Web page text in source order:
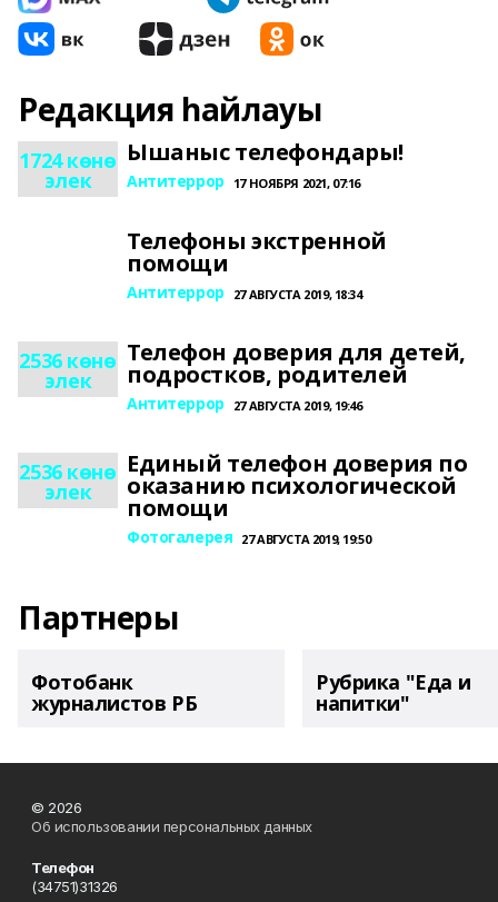
Редакция һайлауы
1724 көнө
элек
Ышаныс телефондары!
Антитеррор 17 НОЯБРЯ 2021, 07:16
Телефоны экстренной
помощи
Антитеррор 27 АВГУСТА 2019, 18:34
2536 көнө
элек
Телефон доверия для детей,
подростков, родителей
Антитеррор 27 АВГУСТА 2019, 19:46
2536 көнө
элек
Единый телефон доверия по
оказанию психологической
помощи
Фотогалерея 27 АВГУСТА 2019, 19:50
Партнеры
Фотобанк
журналистов РБ
Рубрика "Еда и
напитки"
© 2026
Об использовании персональных данных
Телефон
(34751)31326